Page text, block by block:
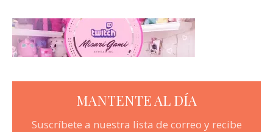
MANTENTE AL DÍA
Suscríbete a nuestra lista de correo y recibe